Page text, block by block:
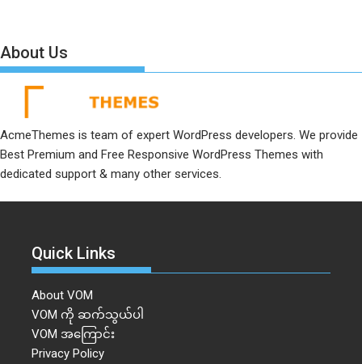
About Us
AcmeThemes is team of expert WordPress developers. We provide
Best Premium and Free Responsive WordPress Themes with
dedicated support & many other services.
Quick Links
About VOM
VOM ကို ဆက်သွယ်ပါ
VOM အကြောင်း
Privacy Policy